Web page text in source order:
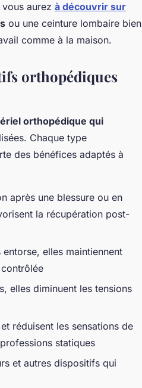
aurez à découvrir sur
ou une ceinture lombaire bien
comme à la maison.
orthopédiques
orthopédique qui
Chaque type
des bénéfices adaptés à
après une blessure ou en
la récupération post-
elles maintiennent
elles diminuent les tensions
réduisent les sensations de
statiques
et autres dispositifs qui